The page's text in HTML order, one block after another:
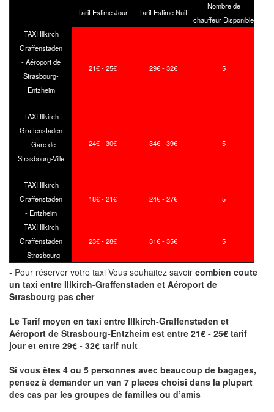
Tarif Estimé Jour Tarif Estimé Nuit
Nombre de
chauffeur Disponible
TAXI Illkirch
Graffenstaden
- Aéroport de
Strasbourg-
Entzheim
21€ - 25€ 29€ - 32€ 5
TAXI Illkirch
Graffenstaden
- Gare de
Strasbourg-Ville
24€ - 30€ 34€ - 39€ 5
TAXI Illkirch
Graffenstaden
- Entzheim
18€ - 21€ 24€ - 27€ 5
TAXI Illkirch
Graffenstaden
- Strasbourg
23€ - 28€ 31€ - 35€ 5
- Pour réserver votre taxi Vous souhaitez savoir combien coute
un taxi entre Illkirch-Graffenstaden et Aéroport de
Strasbourg pas cher
Le Tarif moyen en taxi entre Illkirch-Graffenstaden et
Aéroport de Strasbourg-Entzheim est entre 21€ - 25€ tarif
jour et entre 29€ - 32€ tarif nuit
Si vous êtes 4 ou 5 personnes avec beaucoup de bagages,
pensez à demander un van 7 places choisi dans la plupart
des cas par les groupes de familles ou d’amis